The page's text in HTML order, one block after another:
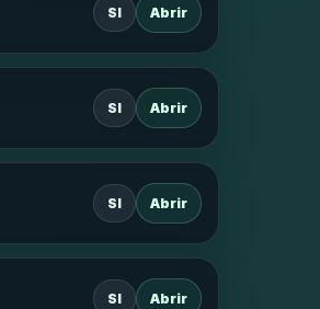
SI Abrir
SI Abrir
SI Abrir
SI Abrir